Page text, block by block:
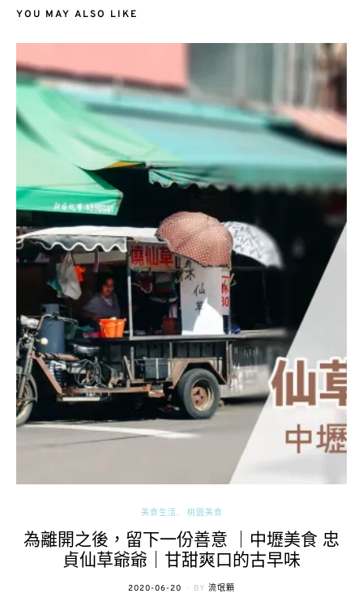
YOU MAY ALSO LIKE
美食生活 桃園美食
為離開之後，留下一份善意 ｜中壢美食 忠
貞仙草爺爺｜甘甜爽口的古早味
POSTED
2020-06-20 BY 流氓顆